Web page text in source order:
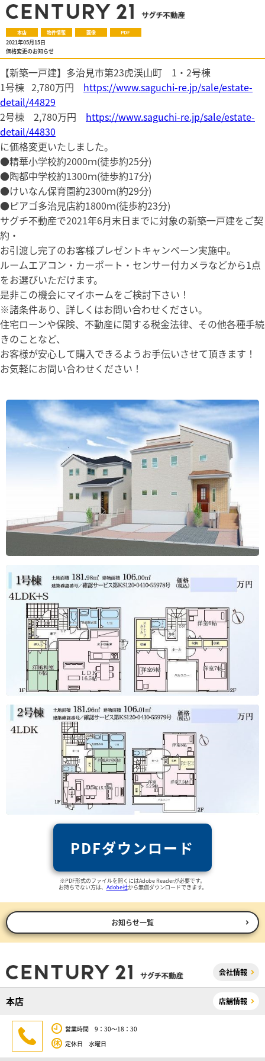
本店 物件情報 画像 PDF
2021年05月15日
価格変更のお知らせ
【新築一戸建】多治見市第23虎渓山町 1・2号棟
1号棟 2,780万円 https://www.saguchi-re.jp/sale/estate-
detail/44829
2号棟 2,780万円 https://www.saguchi-re.jp/sale/estate-
detail/44830
に価格変更いたしました。
●精華小学校約2000ｍ(徒歩約25分)
●陶都中学校約1300ｍ(徒歩約17分)
●けいなん保育園約2300ｍ(約29分)
●ピアゴ多治見店約1800ｍ(徒歩約23分)
サグチ不動産で2021年6月末日までに対象の新築一戸建をご契
約・
お引渡し完了のお客様プレゼントキャンペーン実施中。
ルームエアコン・カーポート・センサー付カメラなどから1点
をお選びいただけます。
是非この機会にマイホームをご検討下さい！
※諸条件あり、詳しくはお問い合わせください。
住宅ローンや保険、不動産に関する税金法律、その他各種手続
きのことなど、
お客様が安心して購入できるようお手伝いさせて頂きます！
お気軽にお問い合わせください！
PDFダウンロード
※PDF形式のファイルを開くにはAdobe Readerが必要です。
お持ちでない方は、 Adobe社から無償ダウンロードできます。
お知らせ一覧
会社情報
本店 店舗情報
営業時間 9：30～18：30
定休日 水曜日